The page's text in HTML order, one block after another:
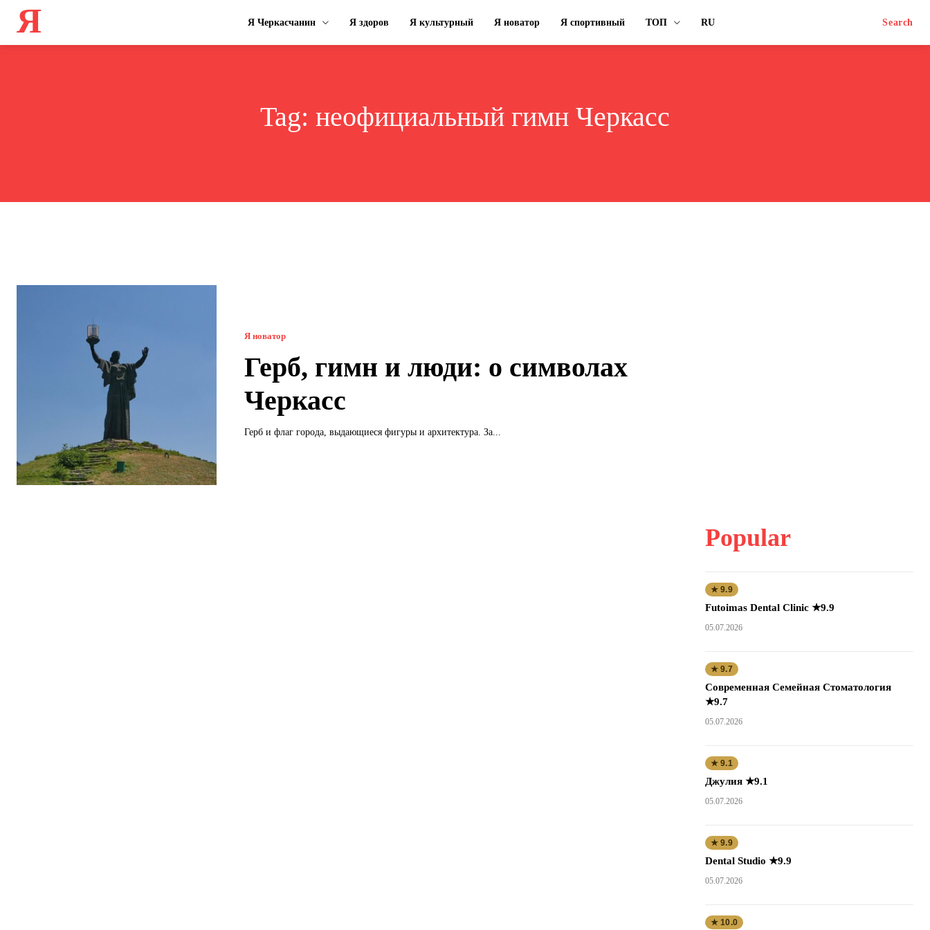
Я Я Черкасчанин Я здоров Я культурный Я новатор Я спортивный ТОП RU Search
Tag: неофициальный гимн Черкасс
Я новатор
Герб, гимн и люди: о символах
Черкасс
Герб и флаг города, выдающиеся фигуры и архитектура. За...
Popular
★ 9.9
Futoimas Dental Clinic ★9.9
05.07.2026
★ 9.7
Современная Семейная Стоматология
★9.7
05.07.2026
★ 9.1
Джулия ★9.1
05.07.2026
★ 9.9
Dental Studio ★9.9
05.07.2026
★ 10.0